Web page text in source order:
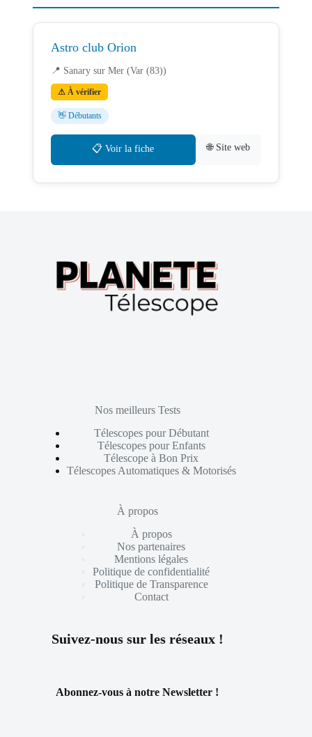
Astro club Orion
📍 Sanary sur Mer (Var (83))
⚠ À vérifier
👋 Débutants
📋 Voir la fiche 🌐 Site web
Nos meilleurs Tests
Télescopes pour Débutant
Télescopes pour Enfants
Télescope à Bon Prix
Télescopes Automatiques & Motorisés
À propos
À propos
Nos partenaires
Mentions légales
Politique de confidentialité
Politique de Transparence
Contact
Suivez-nous sur les réseaux !
Abonnez-vous à notre Newsletter !